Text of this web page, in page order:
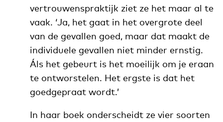
vertrouwenspraktijk ziet ze het maar al te
vaak. ‘Ja, het gaat in het overgrote deel
van de gevallen goed, maar dat maakt de
individuele gevallen niet minder ernstig.
Áls het gebeurt is het moeilijk om je eraan
te ontworstelen. Het ergste is dat het
goedgepraat wordt.’
In haar boek onderscheidt ze vier soorten